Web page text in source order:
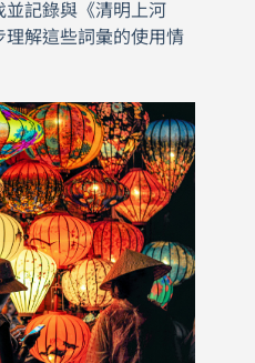
並記錄與《清明上河
理解這些詞彙的使用情